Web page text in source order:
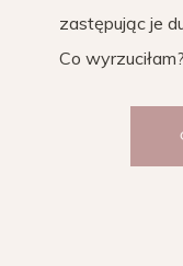
zastępując je
Co wyrzuciłam?